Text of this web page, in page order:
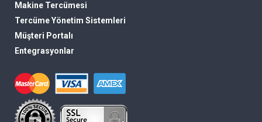
Makine Tercümesi
Tercüme Yönetim Sistemleri
Müşteri Portalı
Entegrasyonlar